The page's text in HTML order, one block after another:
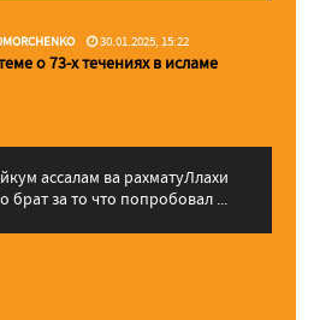
30.01.2025, 15:22
о 73-х течениях в исламе
брат за то что попробовал ...